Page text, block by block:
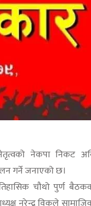
नेकपा निकट
गर्ने जनाएको छ।
चौथो पुर्ण